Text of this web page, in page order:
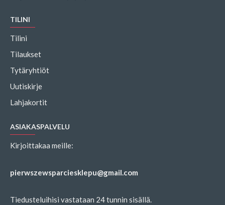
TILINI
Tilini
Tilaukset
Tytäryhtiöt
Uutiskirje
Lahjakortit
ASIAKASPALVELU
Kirjoittakaa meille:
pierwszewsparciesklepu@gmail.com
Tiedusteluihisi vastataan 24 tunnin sisällä.